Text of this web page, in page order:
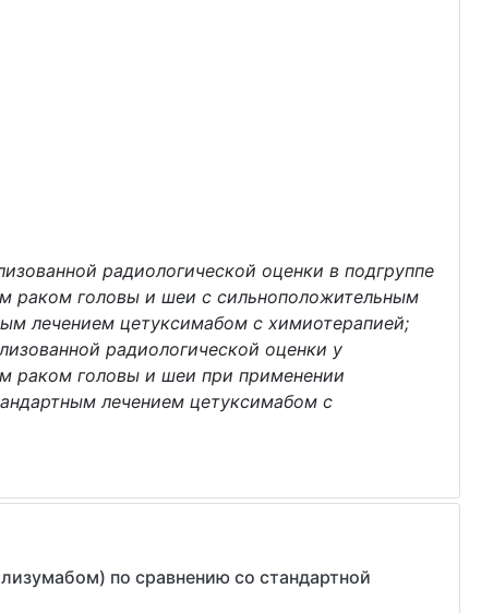
радиологической оценки в подгруппе
раком головы и шеи с сильноположительным
лечением цетуксимабом с химиотерапией;
радиологической оценки у
раком головы и шеи при применении
лечением цетуксимабом с
по сравнению со стандартной